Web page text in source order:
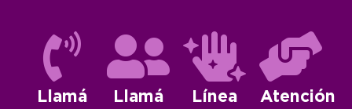
Llamá
Llamá
Línea
Atención